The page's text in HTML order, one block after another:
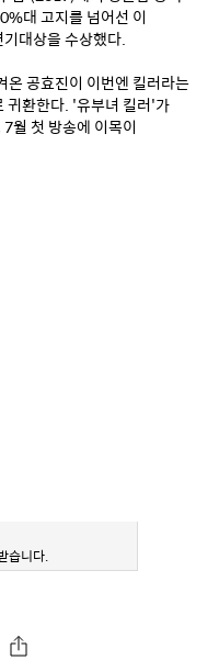
대 고지를 넘어선 이
대상을 수상했다.
온 공효진이 이번엔 킬러라는
귀환한다. '유부녀 킬러'가
월 첫 방송에 이목이
습니다.